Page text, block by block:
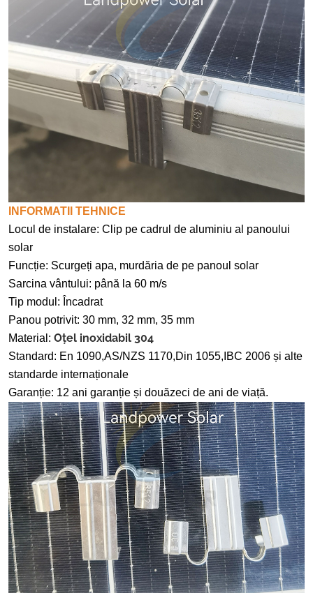
INFORMATII TEHNICE
Locul de instalare: Clip pe cadrul de aluminiu al panoului
solar
Funcție: Scurgeți apa, murdăria de pe panoul solar
Sarcina vântului: până la 60 m/s
Tip modul: Încadrat
Panou potrivit: 30 mm, 32 mm, 35 mm
Material: Oțel inoxidabil 304
Standard: En 1090,AS/NZS 1170,Din 1055,IBC 2006 și alte
standarde internaționale
Garanție: 12 ani garanție și douăzeci de ani de viață.